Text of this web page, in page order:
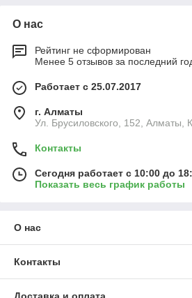
О нас
Рейтинг не сформирован
Менее 5 отзывов за последний
Работает с 25.07.2017
г. Алматы
Ул. Брусиловского, 152, Алматы,
Контакты
Сегодня работает с 10:00 до
Показать весь график работы
О нас
Контакты